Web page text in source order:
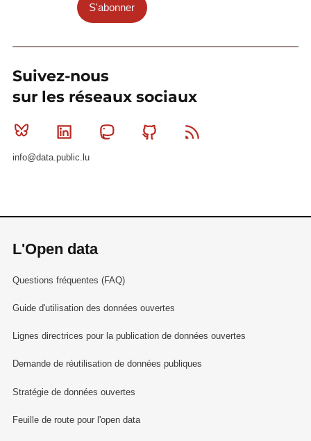
S'abonner
Suivez-nous
sur les réseaux sociaux
Bluesky Linkedin MastodonGithub
info@data.public.lu
L'Open data
Questions fréquentes (FAQ)
Guide d'utilisation des données ouvertes
Lignes directrices pour la publication de données ouvertes
Demande de réutilisation de données publiques
Stratégie de données ouvertes
Feuille de route pour l'open data